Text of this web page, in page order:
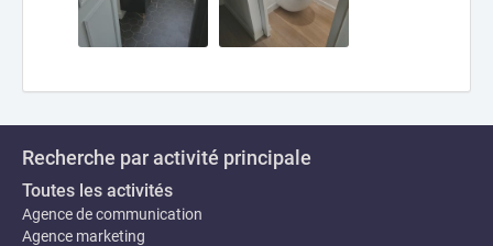
Recherche par activité principale
Toutes les activités
Agence de communication
Agence marketing